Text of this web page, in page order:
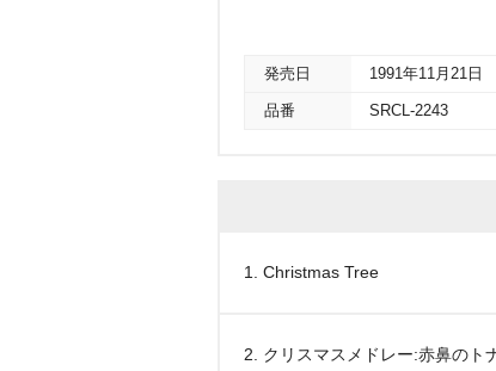
発売日 1991年11月21日
品番 SRCL-2243
1. Christmas Tree
2. クリスマスメドレー:赤鼻の